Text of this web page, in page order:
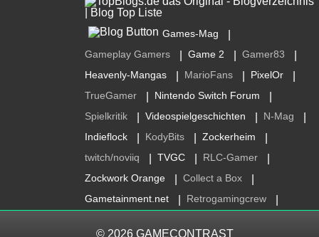
Games-Mag
Gameplay Gamers Game 2 Gamer83
Heavenly-Mangas MarioFans PixelOr
TrueGamer Nintendo Switch Forum
Spielkritik Videospielgeschichten N-Mag
Indieflock KodyBits Zockerheim
twitch/noviiq TVGC RLC-Gamer
Zockwork Orange Collect a Box
Gametainment.net Retrogamingcrew
© 2026 GAMECONTRAST